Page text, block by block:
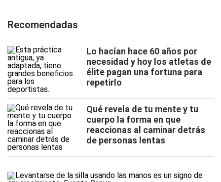
Recomendadas
Lo hacían hace 60 años por
necesidad y hoy los atletas de
élite pagan una fortuna para
repetirlo
Qué revela de tu mente y tu
cuerpo la forma en que
reaccionas al caminar detrás
de personas lentas